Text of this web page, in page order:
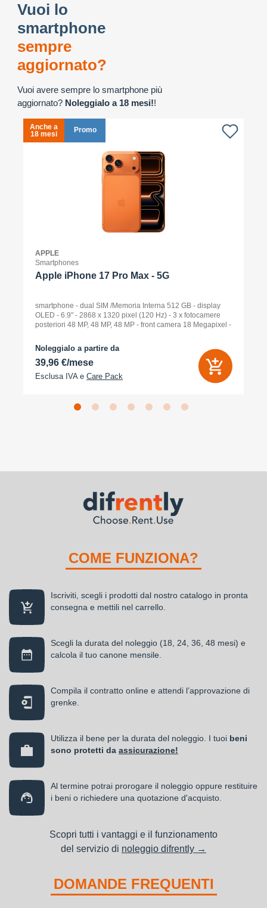
Vuoi lo
smartphone
sempre
aggiornato?
Vuoi avere sempre lo smartphone più
aggiornato? Noleggialo a 18 mesi!!
Anche a
18 mesi
Promo
APPLE
Smartphones
Apple iPhone 17 Pro Max - 5G
smartphone - dual SIM /Memoria Interna 512 GB - display
OLED - 6.9" - 2868 x 1320 pixel (120 Hz) - 3 x fotocamere
posteriori 48 MP, 48 MP, 48 MP - front camera 18 Megapixel -
Noleggialo a partire da
39,96 €/mese
Esclusa IVA e Care Pack
COME FUNZIONA?
Iscriviti, scegli i prodotti dal nostro catalogo in pronta
consegna e mettili nel carrello.
Scegli la durata del noleggio (18, 24, 36, 48 mesi) e
calcola il tuo canone mensile.
Compila il contratto online e attendi l’approvazione di
grenke.
Utilizza il bene per la durata del noleggio. I tuoi beni
sono protetti da assicurazione!
Al termine potrai prorogare il noleggio oppure restituire
i beni o richiedere una quotazione d'acquisto.
Scopri tutti i vantaggi e il funzionamento
del servizio di noleggio difrently →
DOMANDE FREQUENTI